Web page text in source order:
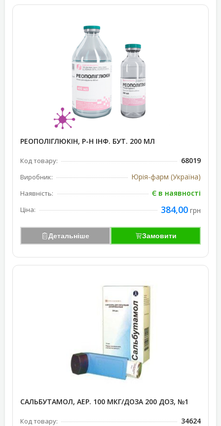
РЕОПОЛІГЛЮКІН, Р-Н ІНФ. БУТ. 200 МЛ
Код товару: 68019
Виробник: Юрія-фарм (Україна)
Наявність: Є в наявності
Ціна: 384,00 грн
Детальніше Замовити
САЛЬБУТАМОЛ, АЕР. 100 МКГ/ДОЗА 200 ДОЗ, №1
Код товару: 34624